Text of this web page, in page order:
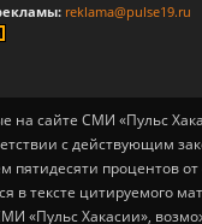
reklama@pulse19.ru
на сайте СМИ «Пульс
с действующим
процентов
в тексте цитируемого
«Пульс Хакасии»,